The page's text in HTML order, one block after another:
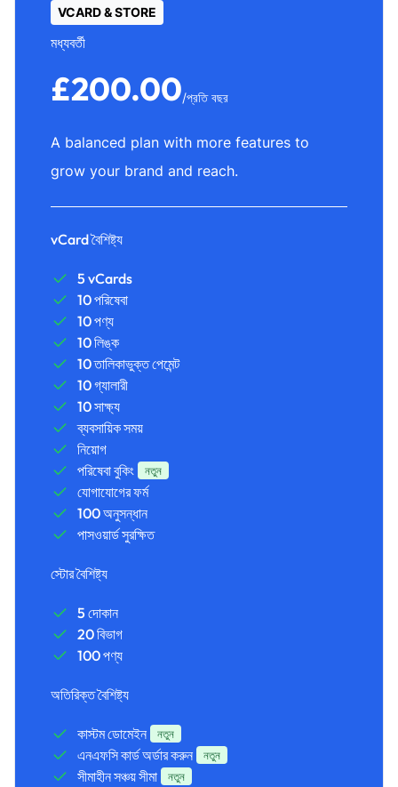
VCARD & STORE
মধ্যবর্তী
£200.00/প্রতি বছর
A balanced plan with more features to
grow your brand and reach.
vCard বৈশিষ্ট্য
5 vCards
10 পরিষেবা
10 পণ্য
10 লিঙ্ক
10 তালিকাভুক্ত পেমেন্ট
10 গ্যালারী
10 সাক্ষ্য
ব্যবসায়িক সময়
নিয়োগ
পরিষেবা বুকিং
নতুন
যোগাযোগের ফর্ম
100 অনুসন্ধান
পাসওয়ার্ড সুরক্ষিত
স্টোর বৈশিষ্ট্য
5 দোকান
20 বিভাগ
100 পণ্য
অতিরিক্ত বৈশিষ্ট্য
কাস্টম ডোমেইন নতুন
এনএফসি কার্ড অর্ডার করুন নতুন
সীমাহীন সঞ্চয় সীমা নতুন